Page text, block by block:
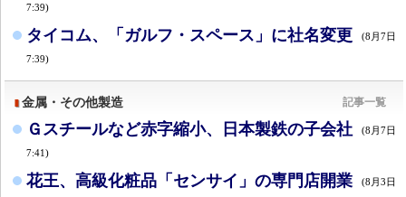
7:39)
タイコム、「ガルフ・スペース」に社名変更 (8月7日
7:39)
金属・その他製造 記事一覧
Ｇスチールなど赤字縮小、日本製鉄の子会社 (8月7日
7:41)
花王、高級化粧品「センサイ」の専門店開業 (8月3日